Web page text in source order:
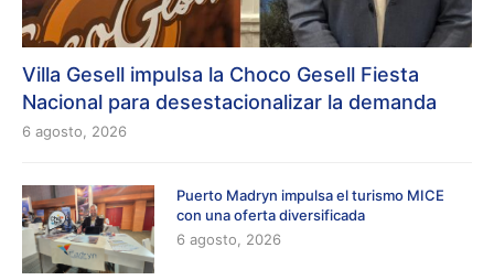
Villa Gesell impulsa la Choco Gesell Fiesta
Nacional para desestacionalizar la demanda
6 agosto, 2026
Puerto Madryn impulsa el turismo MICE
con una oferta diversificada
6 agosto, 2026